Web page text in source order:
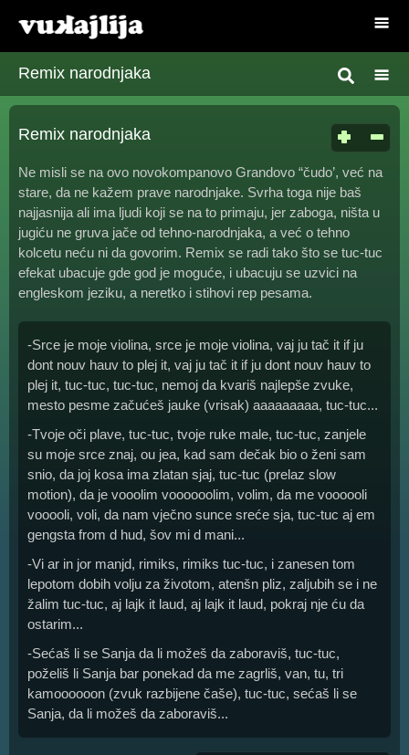
Remix narodnjaka
Remix narodnjaka
Ne misli se na ovo novokompanovo Grandovo “čudo’, već na
stare, da ne kažem prave narodnjake. Svrha toga nije baš
najjasnija ali ima ljudi koji se na to primaju, jer zaboga, ništa u
jugiću ne gruva jače od tehno-narodnjaka, a već o tehno
kolcetu neću ni da govorim. Remix se radi tako što se tuc-tuc
efekat ubacuje gde god je moguće, i ubacuju se uzvici na
engleskom jeziku, a neretko i stihovi rep pesama.
-Srce je moje violina, srce je moje violina, vaj ju tač it if ju
dont nouv hauv to plej it, vaj ju tač it if ju dont nouv hauv to
plej it, tuc-tuc, tuc-tuc, nemoj da kvariš najlepše zvuke,
mesto pesme začućeš jauke (vrisak) aaaaaaaaa, tuc-tuc...
-Tvoje oči plave, tuc-tuc, tvoje ruke male, tuc-tuc, zanjele
su moje srce znaj, ou jea, kad sam dečak bio o ženi sam
snio, da joj kosa ima zlatan sjaj, tuc-tuc (prelaz slow
motion), da je vooolim voooooolim, volim, da me voooooli
vooooli, voli, da nam vječno sunce sreće sja, tuc-tuc aj em
gengsta from d hud, šov mi d mani...
-Vi ar in jor manjd, rimiks, rimiks tuc-tuc, i zanesen tom
lepotom dobih volju za životom, atenšn pliz, zaljubih se i ne
žalim tuc-tuc, aj lajk it laud, aj lajk it laud, pokraj nje ću da
ostarim...
-Sećaš li se Sanja da li možeš da zaboraviš, tuc-tuc,
poželiš li Sanja bar ponekad da me zagrliš, van, tu, tri
kamoooooon (zvuk razbijene čaše), tuc-tuc, sećaš li se
Sanja, da li možeš da zaboraviš...